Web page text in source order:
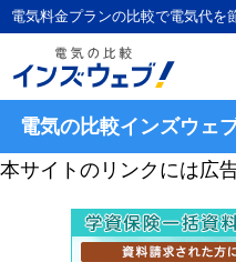
電気料金プランの比較で電気代を
電気の比較インズウェ
本サイトのリンクには広